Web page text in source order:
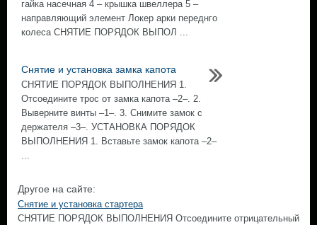
гайка насечная 4 – крышка швеллера 5 –
направляющий элемент Локер арки переднго
колеса СНЯТИЕ ПОРЯДОК ВЫПОЛ ...
Снятие и установка замка капота
СНЯТИЕ ПОРЯДОК ВЫПОЛНЕНИЯ 1.
Отсоедините трос от замка капота –2–. 2.
Выверните винты –1–. 3. Снимите замок с
держателя –3–. УСТАНОВКА ПОРЯДОК
ВЫПОЛНЕНИЯ 1. Вставьте замок капота –2–
...
Другое на сайте:
Снятие и установка стартера
СНЯТИЕ ПОРЯДОК ВЫПОЛНЕНИЯ Отсоедините отрицательный